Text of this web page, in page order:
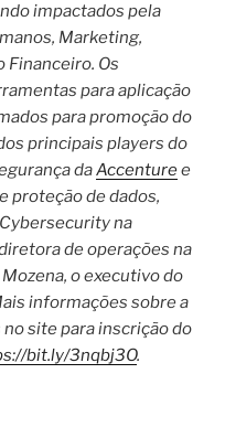
impactados pela
Marketing,
Financeiro. Os
para aplicação
para promoção do
principais players do
daAccenturee
proteção de dados,
na
de operações na
o executivo do
informações sobre a
site para inscrição do
bit.ly/3nqbj3O.